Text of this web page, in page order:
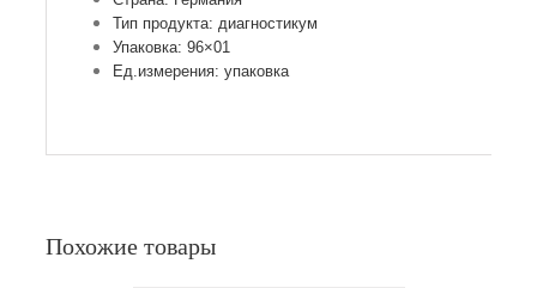
Тип продукта: диагностикум
Упаковка: 96×01
Ед.измерения: упаковка
Похожие товары